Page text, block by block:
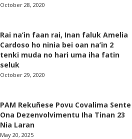
October 28, 2020
Rai na’in faan rai, Inan faluk Amelia
Cardoso ho ninia bei oan na’in 2
tenki muda no hari uma iha fatin
seluk
October 29, 2020
PAM Rekuñese Povu Covalima Sente
Ona Dezenvolvimentu Iha Tinan 23
Nia Laran
May 20, 2025